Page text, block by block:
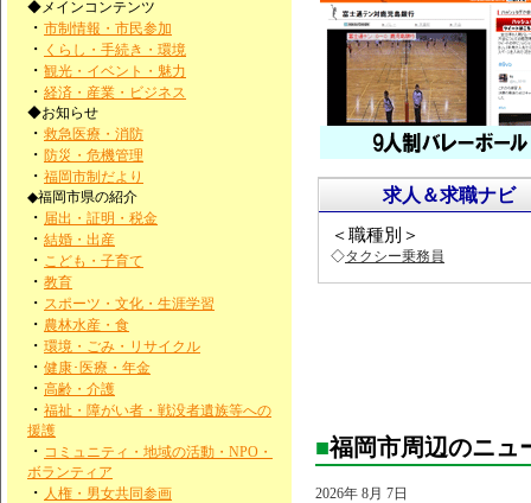
◆メインコンテンツ
・ 市制情報・市民参加
・ くらし・手続き・環境
・ 観光・イベント・魅力
・ 経済・産業・ビジネス
◆お知らせ
・ 救急医療・消防
・ 防災・危機管理
・ 福岡市制だより
◆福岡市県の紹介
・ 届出・証明・税金
・ 結婚・出産
・ こども・子育て
・ 教育
・ スポーツ・文化・生涯学習
・ 農林水産・食
・ 環境・ごみ・リサイクル
・ 健康･医療・年金
・ 高齢・介護
・ 福祉・障がい者・戦没者遺族等への
援護
・ コミュニティ・地域の活動・NPO・
ボランティア
・ 人権・男女共同参画
求人＆求職ナビ
＜職種別＞
◇タクシー乗務員
■福岡市周辺のニュ
2026年 8月 7日